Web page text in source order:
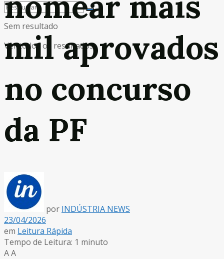
Sem resultado
Ver todos os resultados
mil aprovados
no concurso
da PF
por INDÚSTRIA NEWS
23/04/2026
em Leitura Rápida
Tempo de Leitura: 1 minuto
AA